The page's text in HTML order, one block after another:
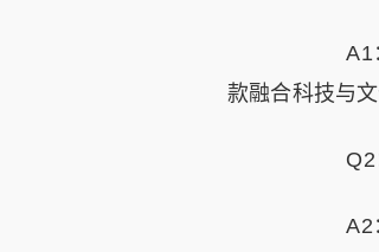
A1
款融合科技与
Q2
A2